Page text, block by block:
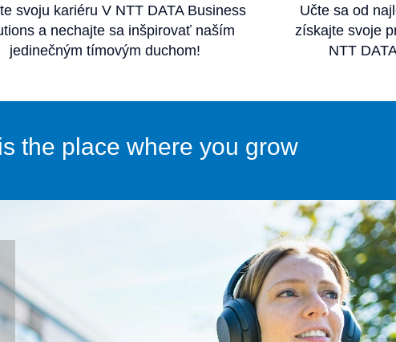
svoju kariéru V NTT DATA Business
a nechajte sa inšpirovať naším
jedinečným tímovým duchom!
Učte sa od
získajte svoje
NTT
the place where you grow